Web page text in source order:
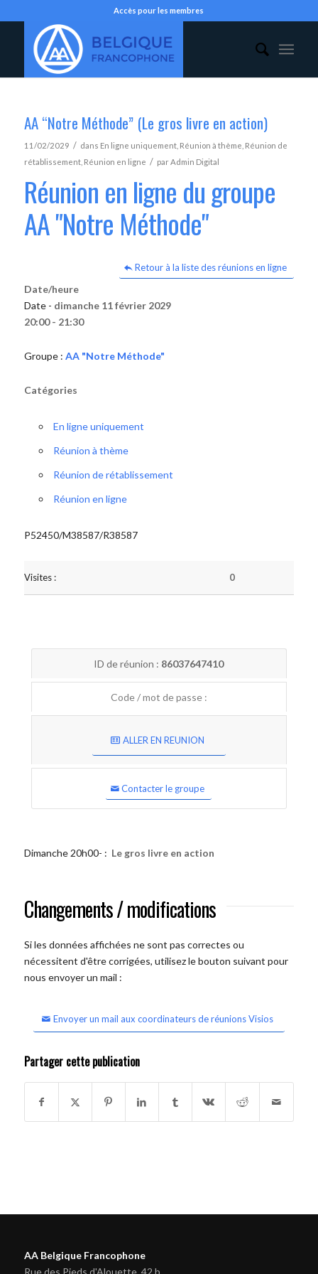
Accès pour les membres
AA “Notre Méthode” (Le gros livre en action)
11/02/2029 / dans En ligne uniquement, Réunion à thème Réunion de
rétablissement, Réunion en ligne / parAdmin Digital
Réunion en ligne du groupe
AA "Notre Méthode"
Retour à la liste des réunions en ligne
Date/heure
Date - dimanche 11 février 2029
20:00 - 21:30
Groupe : AA "Notre Méthode"
Catégories
En ligne uniquement
Réunion à thème
Réunion de rétablissement
Réunion en ligne
P52450/M38587/R38587
Visites : 0
ID de réunion : 86037647410
Code / mot de passe :
ALLER EN REUNION
Contacter le groupe
Dimanche 20h00- : Le gros livre en action
Changements / modifications
Si les données affichées ne sont pas correctes ou
nécessitent d'être corrigées, utilisez le bouton suivant pour
nous envoyer un mail :
Envoyer un mail aux coordinateurs de réunions Visios
Partager cette publication
AA Belgique Francophone
Rue des Pieds d'Alouette, 42 b